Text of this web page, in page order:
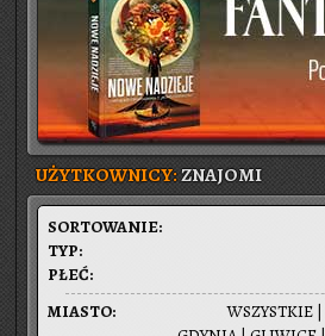
UŻYTKOWNICY:ZNAJOMI
SOR­TO­WA­NIE:
TYP:
PŁEĆ:
WSZYST­KIE |
MIA­STO: